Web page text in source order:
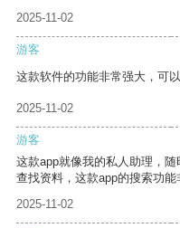
2025-11-02
游客
这款软件的功能非常强大，可
2025-11-02
游客
这款app就像我的私人助理，
查找资料，这款app的搜索功能
2025-11-02